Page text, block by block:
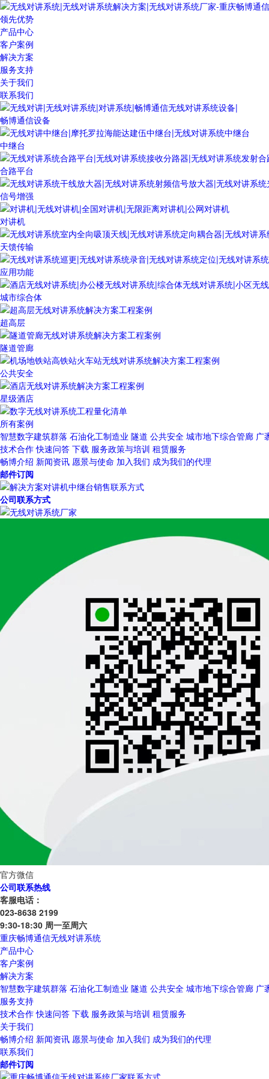
领先优势
产品中心
客户案例
解决方案
服务支持
关于我们
联系我们
畅博通信设备
中继台
合路平台
信号增强
对讲机
天馈传输
应用功能
城市综合体
超高层
隧道管廊
公共安全
星级酒店
所有案例
智慧数字建筑群落 石油化工制造业 隧道 公共安全 城市地下综合管廊 广
技术合作 快速问答 下载 服务政策与培训 租赁服务
畅博介绍 新闻资讯 愿景与使命 加入我们 成为我们的代理
邮件订阅
公司联系方式
官方微信
公司联系热线
客服电话：
023-8638 2199
9:30-18:30 周一至周六
重庆畅博通信无线对讲系统
产品中心
客户案例
解决方案
智慧数字建筑群落 石油化工制造业 隧道 公共安全 城市地下综合管廊 广
服务支持
技术合作 快速问答 下载 服务政策与培训 租赁服务
关于我们
畅博介绍 新闻资讯 愿景与使命 加入我们 成为我们的代理
联系我们
邮件订阅